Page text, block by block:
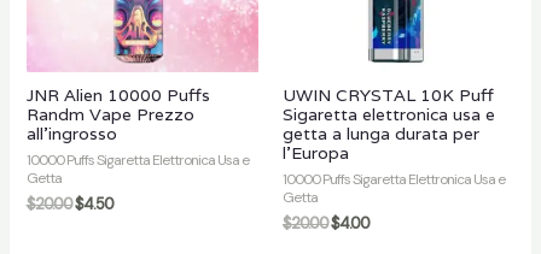
JNR Alien 10000 Puffs
Randm Vape Prezzo
all'ingrosso
10000 Puffs Sigaretta Elettronica Usa e
Getta
$20.00$4.50
UWIN CRYSTAL 10K Puff
Sigaretta elettronica usa e
getta a lunga durata per
l'Europa
10000 Puffs Sigaretta Elettronica Usa e
Getta
$20.00$4.00